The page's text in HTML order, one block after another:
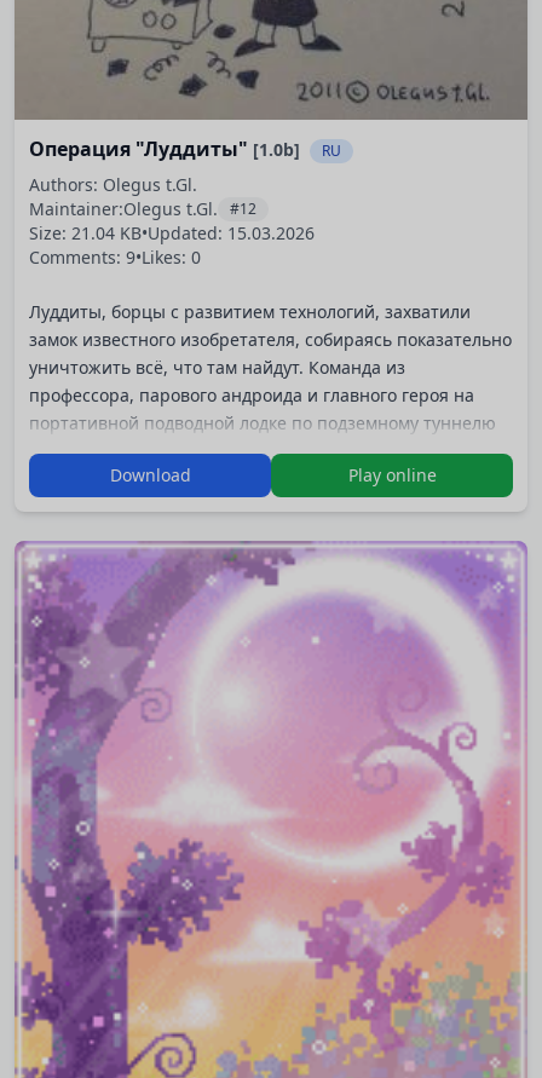
Операция "Луддиты" [1.0b] RU
Authors: Olegus t.Gl.
Maintainer:Olegus t.Gl. #12
Size: 21.04 KB•Updated: 15.03.2026
Comments: 9•Likes: 0
Луддиты, борцы с развитием технологий, захватили
замок известного изобретателя, собираясь показательно
уничтожить всё, что там найдут. Команда из
профессора, парового андроида и главного героя на
портативной подводной лодке по подземному туннелю
отправляется в замок, чтобы спасти хотя бы чертежи
хранящихся там уникальных механизмов.
Игра написана на конкурсВжж-лёт[!](http…
Download Play online